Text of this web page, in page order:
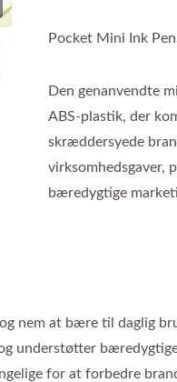
Pocket Mini Ink
Den genanvendte
ABS-plastik, der
skræddersyede
virksomhedsgaver,
bæredygtige
nem at bære til daglig
understøtter
for at forbedre